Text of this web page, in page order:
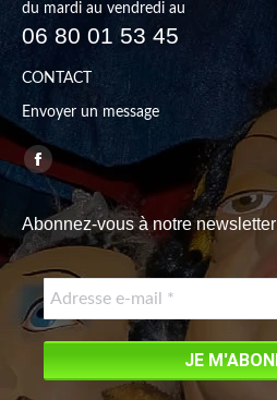
du mardi au vendredi au
06 80 01 53 45
CONTACT
Envoyer un message
Trouvez nous sur :
Facebook
page
opens
in
new
window
Abonnez-vous à notre newsletter